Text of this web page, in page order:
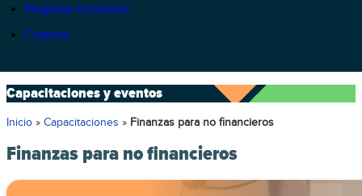
Preguntas frecuentes
Contacto
Capacitaciones y eventos
Inicio » Capacitaciones » Finanzas para no financieros
Finanzas para no financieros